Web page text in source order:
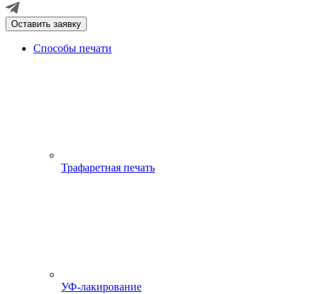
Оставить заявку
Способы печати
Трафаретная печать
УФ-лакирование